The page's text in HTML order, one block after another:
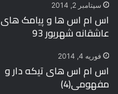
سپتامبر 2, 2014
اس ام اس ها و پیامک های
عاشقانه شهریور 93
فوریه 4, 2014
اس ام اس های تیکه دار و
مفهومی(4)